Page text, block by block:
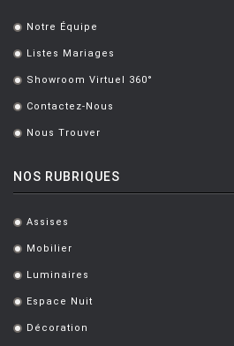
. Notre Équipe
. Listes Mariages
. Showroom Virtuel 360°
. Contactez-Nous
. Nous Trouver
NOS RUBRIQUES
. Assises
. Mobilier
. Luminaires
. Espace Nuit
. Décoration